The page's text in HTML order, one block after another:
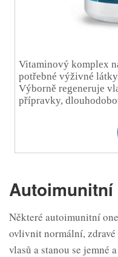
Vitaminový komplex
potřebné výživné
Výborně regeneruje
přípravky,
Některé autoimunitní
ovlivnit normální,
vlasů a stanou se jemné